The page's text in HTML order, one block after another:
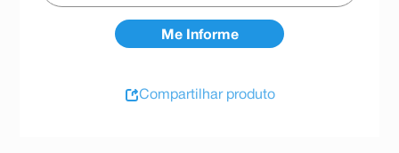
Compartilhar produto